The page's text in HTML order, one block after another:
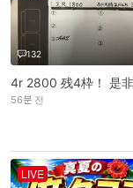
132
56분 전
LIVE